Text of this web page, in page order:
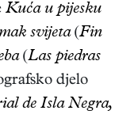
Kuća u pijesku
svijeta(Fin
(Las piedras
djelo
de Isla Negra,